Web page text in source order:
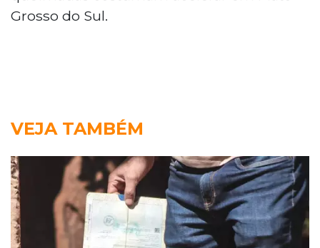
Grosso do Sul.
VEJA TAMBÉM